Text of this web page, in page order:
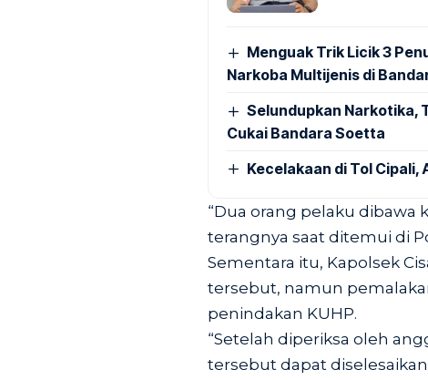
Menguak Trik Licik 3
Narkoba Multijenis di
Selundupkan Narkotika,
Cukai Bandara Soetta
Kecelakaan di Tol Cipali,
“Dua orang pelaku dibawa
terangnya saat ditemui di
Sementara itu, Kapolsek
tersebut, namun
penindakan KUHP.
“Setelah diperiksa oleh
tersebut dapat